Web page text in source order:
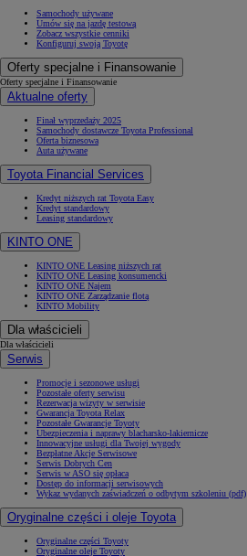
Samochody używane
Umów się na jazdę testową
Zobacz wszystkie cenniki
Konfiguruj swoją Toyotę
Oferty specjalne i Finansowanie
Oferty specjalne i Finansowanie
Aktualne oferty
Finał wyprzedaży 2025
Samochody dostawcze Toyota Professional
Oferta biznesowa
Auta używane
Toyota Financial Services
Kredyt niższych rat Toyota Easy
Kredyt standardowy
Leasing standardowy
KINTO ONE
KINTO ONE Leasing niższych rat
KINTO ONE Leasing konsumencki
KINTO ONE Najem
KINTO ONE Zarządzanie flotą
KINTO Mobility
Dla właścicieli
Dla właścicieli
Serwis
Promocje i sezonowe usługi
Pozostałe oferty serwisu
Rezerwacja wizyty w serwisie
Gwarancja Toyota Relax
Pozostałe Gwarancje Toyoty
Ubezpieczenia i naprawy blacharsko-lakiernicze
Innowacyjne usługi dla Twojej wygody
Bezpłatne Akcje Serwisowe
Serwis Dobrych Cen
Serwis w ASO się opłaca
Dostęp do informacji serwisowych
Wykaz wydanych zaświadczeń o odbytym szkoleniu (pdf)
Oryginalne części i oleje Toyota
Oryginalne części Toyoty
Oryginalne oleje Toyoty